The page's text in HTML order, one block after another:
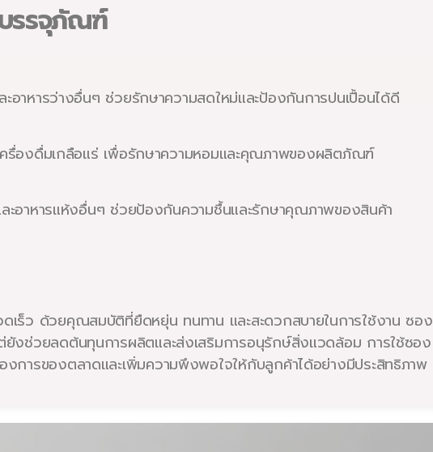
รรจุภัณฑ์
าหารว่างอื่นๆ ช่วยรักษาความสดใหม่และป้องกันการปนเปื้อนได้ดี
รื่องดื่มเกลือแร่ เพื่อรักษาความหอมและคุณภาพของผลิตภัณฑ์
ะอาหารแห้งอื่นๆ ช่วยป้องกันความชื้นและรักษาคุณภาพของสินค้า
เร็ว ด้วยคุณสมบัติที่ยืดหยุ่น ทนทาน และสะดวกสบายในการใช้งาน ซอง
ช่วยลดต้นทุนการผลิตและส่งเสริมการอนุรักษ์สิ่งแวดล้อม การใช้ซอง
ารของตลาดและเพิ่มความพึงพอใจให้กับลูกค้าได้อย่างมีประสิทธิภาพ